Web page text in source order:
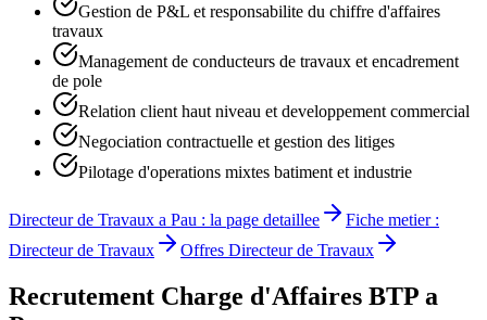
Gestion de P&L et responsabilite du chiffre d'affaires
travaux
Management de conducteurs de travaux et encadrement
de pole
Relation client haut niveau et developpement commercial
Negociation contractuelle et gestion des litiges
Pilotage d'operations mixtes batiment et industrie
Directeur de Travaux a Pau : la page detaillee
Fiche metier :
Directeur de Travaux
Offres Directeur de Travaux
Recrutement Charge d'Affaires BTP a